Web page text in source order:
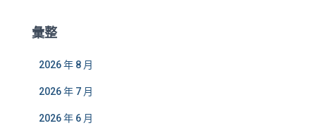
彙整
2026 年 8 月
2026 年 7 月
2026 年 6 月